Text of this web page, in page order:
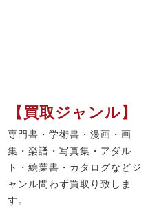
【買取ジャンル】
専門書・学術書・漫画・画
集・楽譜・写真集・アダル
ト・絵葉書・カタログなどジ
ャンル問わず買取り致しま
す。